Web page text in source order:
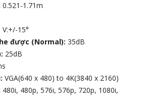
0.521-1.71m
15°
được (Normal):35dB
25dB
VGA(640 x 480) to 4K(3840 x 2160)
480i, 480p, 576i, 576p, 720p, 1080i,